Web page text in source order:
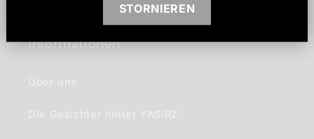
Informationen
Über uns
Die Gesichter hinter YASIRZ
STORNIEREN